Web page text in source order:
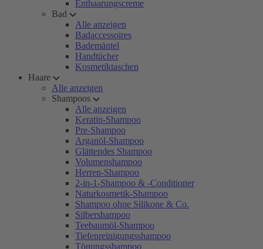
Enthaarungscreme
Bad
Alle anzeigen
Badaccessoires
Bademäntel
Handtücher
Kosmetiktaschen
Haare
Alle anzeigen
Shampoos
Alle anzeigen
Keratin-Shampoo
Pre-Shampoo
Arganöl-Shampoo
Glättendes Shampoo
Volumenshampoo
Herren-Shampoo
2-in-1-Shampoo & -Conditioner
Naturkosmetik-Shampoo
Shampoo ohne Silikone & Co.
Silbershampoo
Teebaumöl-Shampoo
Tiefenreinigungsshampoo
Tönungsshampoo